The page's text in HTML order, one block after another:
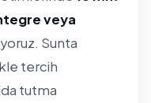
veya
Sunta
tercih
tutma